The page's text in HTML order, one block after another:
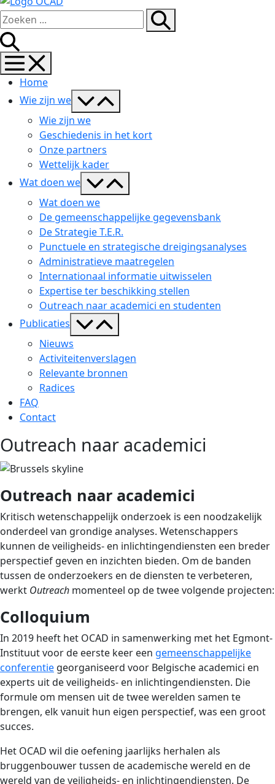
Zoeken
toggle
Zoeken
naar...
Zoeken
Menu
toggle
Home
Wie zijn we Menu
toggle
Wie zijn we
Geschiedenis in het kort
Onze partners
Wettelijk kader
Wat doen we Menu
toggle
Wat doen we
De gemeenschappelijke gegevensbank
De Strategie T.E.R.
Punctuele en strategische dreigingsanalyses
Administratieve maatregelen
Internationaal informatie uitwisselen
Expertise ter beschikking stellen
Outreach naar academici en studenten
Publicaties Menu
toggle
Nieuws
Activiteitenverslagen
Relevante bronnen
Radices
FAQ
Contact
Outreach naar academici
Outreach naar academici
Kritisch wetenschappelijk onderzoek is een noodzakelijk
onderdeel van grondige analyses. Wetenschappers
kunnen de veiligheids- en inlichtingendiensten een breder
perspectief geven en inzichten bieden. Om de banden
tussen de onderzoekers en de diensten te verbeteren,
werkt Outreach momenteel op de twee volgende projecten:
Colloquium
In 2019 heeft het OCAD in samenwerking met het Egmont-
Instituut voor de eerste keer een gemeenschappelijke
conferentie georganiseerd voor Belgische academici en
experts uit de veiligheids- en inlichtingendiensten. Die
formule om mensen uit de twee werelden samen te
brengen, elk vanuit hun eigen perspectief, was een groot
succes.
Het OCAD wil die oefening jaarlijks herhalen als
bruggenbouwer tussen de academische wereld en de
wereld van de veiligheids- en inlichtingendiensten. De